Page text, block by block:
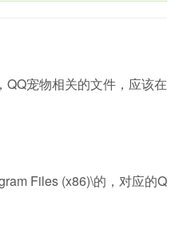
QQ宠物相关的文件，应该在
Files (x86)\的，对应的Q